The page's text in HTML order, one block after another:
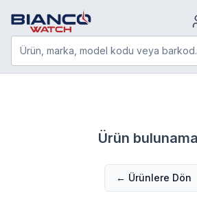
Ürün, marka, model kodu veya
Ürün
← Ürünlere Dön